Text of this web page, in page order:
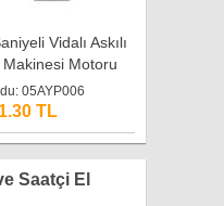
Vidalı Askılı
Motoru
Set (16 mm)
05AYP006
TL
Saatçi El